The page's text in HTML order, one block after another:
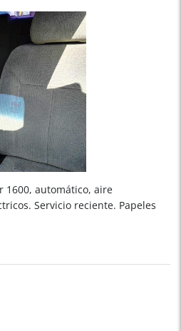
1600, automático, aire
Servicio reciente. Papeles